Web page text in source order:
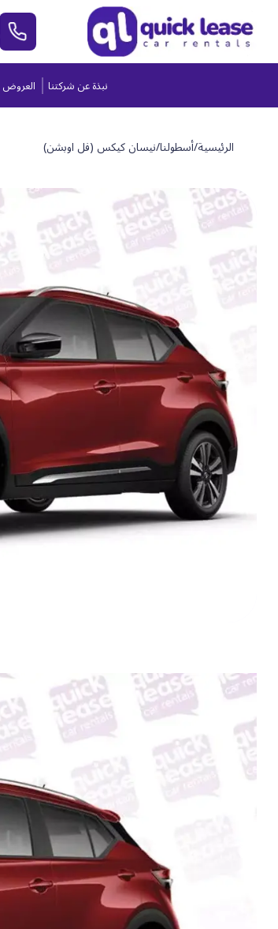
نبذة عن شركتنا العروض
الرئيسية/أسطولنا/نيسان كيكس (فل اوبشن)